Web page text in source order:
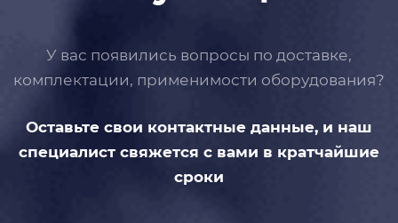
У вас появились вопросы по доставке,
комплектации, применимости оборудования?
Оставьте свои контактные данные, и наш
специалист свяжется с вами в кратчайшие
сроки